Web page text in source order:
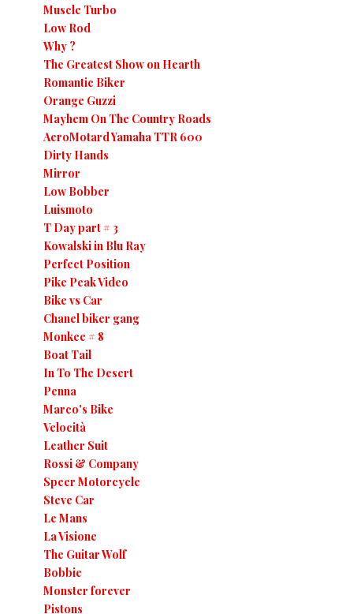
Muscle Turbo
Low Rod
Why ?
The Greatest Show on Hearth
Romantic Biker
Orange Guzzi
Mayhem On The Country Roads
AeroMotard Yamaha TTR 600
Dirty Hands
Mirror
Low Bobber
Luismoto
T Day part # 3
Kowalski in Blu Ray
Perfect Position
Pike Peak Video
Bike vs Car
Chanel biker gang
Monkee # 8
Boat Tail
In To The Desert
Penna
Marco's Bike
Velocità
Leather Suit
Rossi & Company
Speer Motorcycle
Steve Car
Le Mans
La Visione
The Guitar Wolf
Bobbie
Monster forever
Pistons